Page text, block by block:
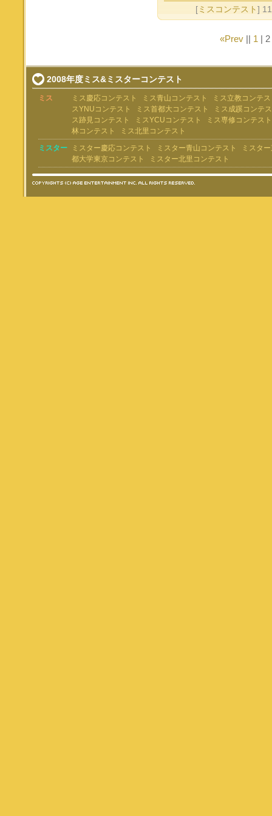
[ ミスコンテスト ]
«Prev|| 1 | 2
2008年度ミス&ミスターコンテスト
ミス ミス慶応コンテスト ミス青山コンテスト
ミス立教コンテ
スYNUコンテスト
ミス首都大コンテスト
ミス成蹊コンテ
ス跡見コンテスト
ミスYCUコンテスト
ミス専修コンテスト
林コンテスト
ミス北里コンテスト
ミスター
ミスター慶応コンテスト ミスター青山コンテスト
ミスタ
都大学東京コンテスト
ミスター北里コンテスト